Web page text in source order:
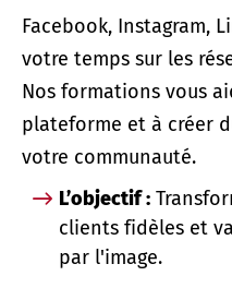
Facebook, Instagram,
votre temps sur les
Nos formations vous
plateforme et à créer
votre communauté.
L’objectif :
clients fidèles et
par l'image.